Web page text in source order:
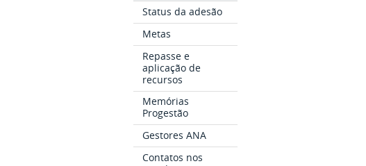
Status da adesão
Metas
Repasse e
aplicação de
recursos
Memórias
Progestão
Gestores ANA
Contatos nos